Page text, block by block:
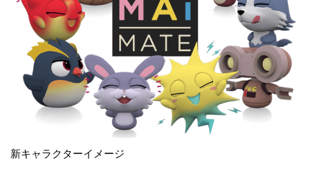
新キャラクターイメージ